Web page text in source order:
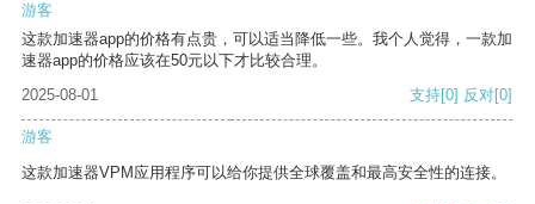
游客
这款加速器app的价格有点贵，可以适当降低一些。我个人觉得，一款加
速器app的价格应该在50元以下才比较合理。
2025-08-01
支持[0] 反对[0]
游客
这款加速器VPM应用程序可以给你提供全球覆盖和最高安全性的连接。